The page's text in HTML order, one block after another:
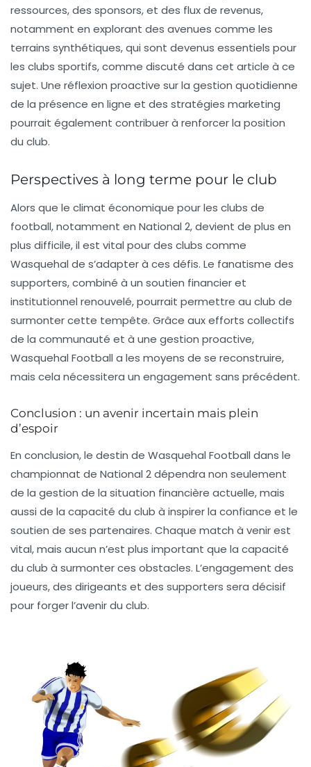
ressources, des sponsors, et des flux de revenus,
notamment en explorant des avenues comme les
terrains synthétiques, qui sont devenus essentiels pour
les clubs sportifs, comme discuté dans cet article à ce
sujet. Une réflexion proactive sur la gestion quotidienne
de la présence en ligne et des stratégies marketing
pourrait également contribuer à renforcer la position
du club.
Perspectives à long terme pour le club
Alors que le climat économique pour les clubs de
football, notamment en National 2, devient de plus en
plus difficile, il est vital pour des clubs comme
Wasquehal de s’adapter à ces défis. Le fanatisme des
supporters, combiné à un soutien financier et
institutionnel renouvelé, pourrait permettre au club de
surmonter cette tempête. Grâce aux efforts collectifs
de la communauté et à une gestion proactive,
Wasquehal Football a les moyens de se reconstruire,
mais cela nécessitera un engagement sans précédent.
Conclusion : un avenir incertain mais plein
d’espoir
En conclusion, le destin de Wasquehal Football dans le
championnat de National 2 dépendra non seulement
de la gestion de la situation financière actuelle, mais
aussi de la capacité du club à inspirer la confiance et le
soutien de ses partenaires. Chaque match à venir est
vital, mais aucun n’est plus important que la capacité
du club à surmonter ces obstacles. L’engagement des
joueurs, des dirigeants et des supporters sera décisif
pour forger l’avenir du club.